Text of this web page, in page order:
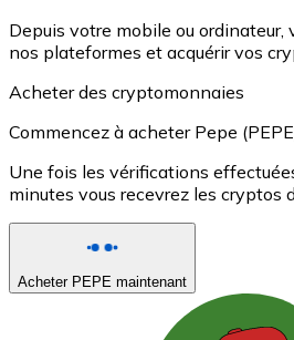
Depuis votre mobile ou ordinateur,
nos plateformes et acquérir vos
Acheter des cryptomonnaies
Commencez à acheter Pepe
Une fois les vérifications
minutes vous recevrez les cryptos
Acheter PEPE maintenant